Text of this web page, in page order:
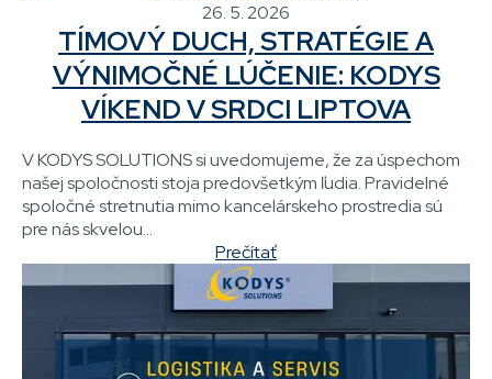
26. 5. 2026
TÍMOVÝ DUCH, STRATÉGIE A
VÝNIMOČNÉ LÚČENIE: KODYS
VÍKEND V SRDCI LIPTOVA
V KODYS SOLUTIONS si uvedomujeme, že za úspechom
našej spoločnosti stoja predovšetkým ľudia. Pravidelné
spoločné stretnutia mimo kancelárskeho prostredia sú
pre nás skvelou...
Prečítať